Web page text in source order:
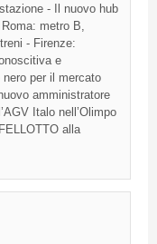
- Il nuovo hub
metro B,
- Firenze:
e
nero per il mercato
amministratore
Italo nell’Olimpo
alla